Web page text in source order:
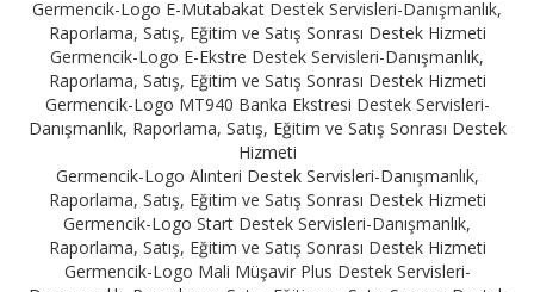
Germencik-Logo E-Mutabakat Destek Servisleri-Danışmanlık,
Raporlama, Satış, Eğitim ve Satış Sonrası Destek Hizmeti
Germencik-Logo E-Ekstre Destek Servisleri-Danışmanlık,
Raporlama, Satış, Eğitim ve Satış Sonrası Destek Hizmeti
Germencik-Logo MT940 Banka Ekstresi Destek Servisleri-
Danışmanlık, Raporlama, Satış, Eğitim ve Satış Sonrası Destek
Hizmeti
Germencik-Logo Alınteri Destek Servisleri-Danışmanlık,
Raporlama, Satış, Eğitim ve Satış Sonrası Destek Hizmeti
Germencik-Logo Start Destek Servisleri-Danışmanlık,
Raporlama, Satış, Eğitim ve Satış Sonrası Destek Hizmeti
Germencik-Logo Mali Müşavir Plus Destek Servisleri-